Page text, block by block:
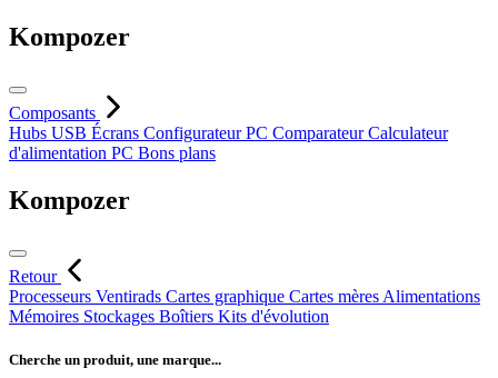
Kompozer
Composants
Hubs USB Écrans Configurateur PC ComparateurCalculateur
d'alimentation PC Bons plans
Kompozer
Retour
Processeurs Ventirads Cartes graphique Cartes mères Alimentations
Mémoires Stockages Boîtiers Kits d'évolution
Cherche un produit, une marque...